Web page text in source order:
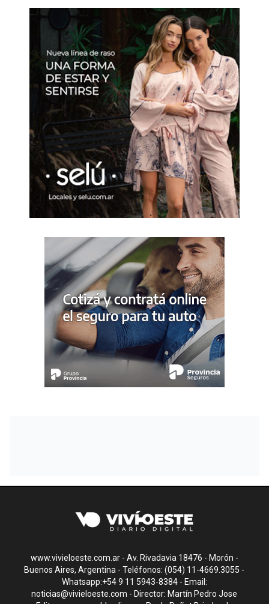
www.vivieloeste.com.ar - Av. Rivadavia 18476 - Morón -
Buenos Aires, Argentina - Teléfonos: (054) 11-4669.3055 -
Whatsapp:+54 9 11 5943-8384 - Email:
noticias@vivieloeste.com - Director: Martín Pedro Jose